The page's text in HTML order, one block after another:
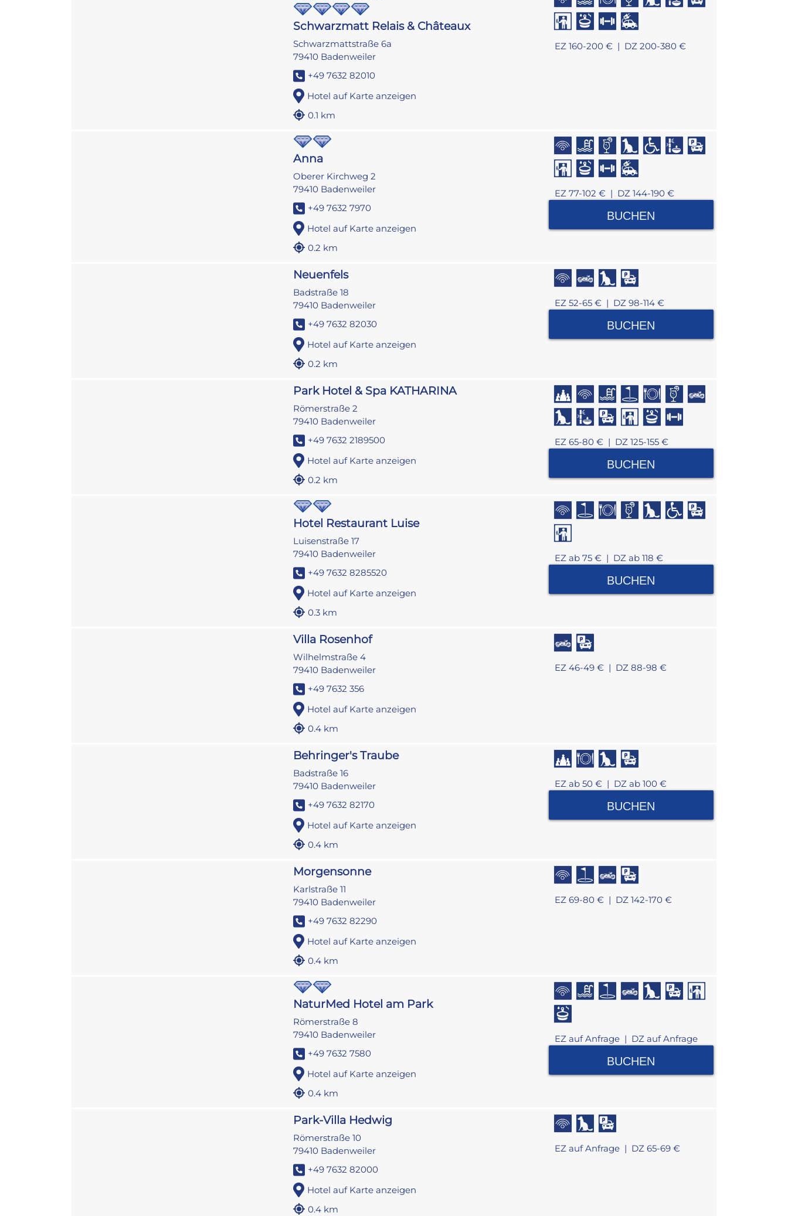
Schwarzmatt Relais & Châteaux
Schwarzmattstraße 6a
79410 Badenweiler
+49 7632 82010
Hotel auf Karte anzeigen
0.1 km
EZ 160-200 € | DZ 200-380 €
Anna
Oberer Kirchweg 2
79410 Badenweiler
+49 7632 7970
Hotel auf Karte anzeigen
0.2 km
EZ 77-102 € | DZ 144-190 €
BUCHEN
Neuenfels
Badstraße 18
79410 Badenweiler
+49 7632 82030
Hotel auf Karte anzeigen
0.2 km
EZ 52-65 € | DZ 98-114 €
BUCHEN
Park Hotel & Spa KATHARINA
Römerstraße 2
79410 Badenweiler
+49 7632 2189500
Hotel auf Karte anzeigen
0.2 km
EZ 65-80 € | DZ 125-155 €
BUCHEN
Hotel Restaurant Luise
Luisenstraße 17
79410 Badenweiler
+49 7632 8285520
Hotel auf Karte anzeigen
0.3 km
EZ ab 75 € | DZ ab 118 €
BUCHEN
Villa Rosenhof
Wilhelmstraße 4
79410 Badenweiler
+49 7632 356
Hotel auf Karte anzeigen
0.4 km
EZ 46-49 € | DZ 88-98 €
Behringer's Traube
Badstraße 16
79410 Badenweiler
+49 7632 82170
Hotel auf Karte anzeigen
0.4 km
EZ ab 50 € | DZ ab 100 €
BUCHEN
Morgensonne
Karlstraße 11
79410 Badenweiler
+49 7632 82290
Hotel auf Karte anzeigen
0.4 km
EZ 69-80 € | DZ 142-170 €
NaturMed Hotel am Park
Römerstraße 8
79410 Badenweiler
+49 7632 7580
Hotel auf Karte anzeigen
0.4 km
EZ auf Anfrage | DZ auf Anfrage
BUCHEN
Park-Villa Hedwig
Römerstraße 10
79410 Badenweiler
+49 7632 82000
Hotel auf Karte anzeigen
0.4 km
EZ auf Anfrage | DZ 65-69 €